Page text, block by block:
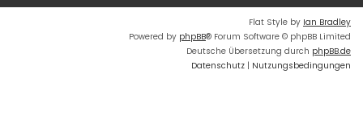
Flat Style by Ian Bradley
Powered by phpBB® Forum Software © phpBB Limited
Deutsche Übersetzung durch phpBB.de
Datenschutz | Nutzungsbedingungen